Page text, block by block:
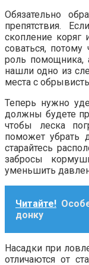
Обязательно
препятствия.
скопление коряг
соваться,
роль помощника,
нашли одно из
места с
Теперь нужно
должны будете
чтобы леска
поможет убрать
старайтесь
забросы
уменьшить
Читайте!
донку
Насадки при
отличаются от